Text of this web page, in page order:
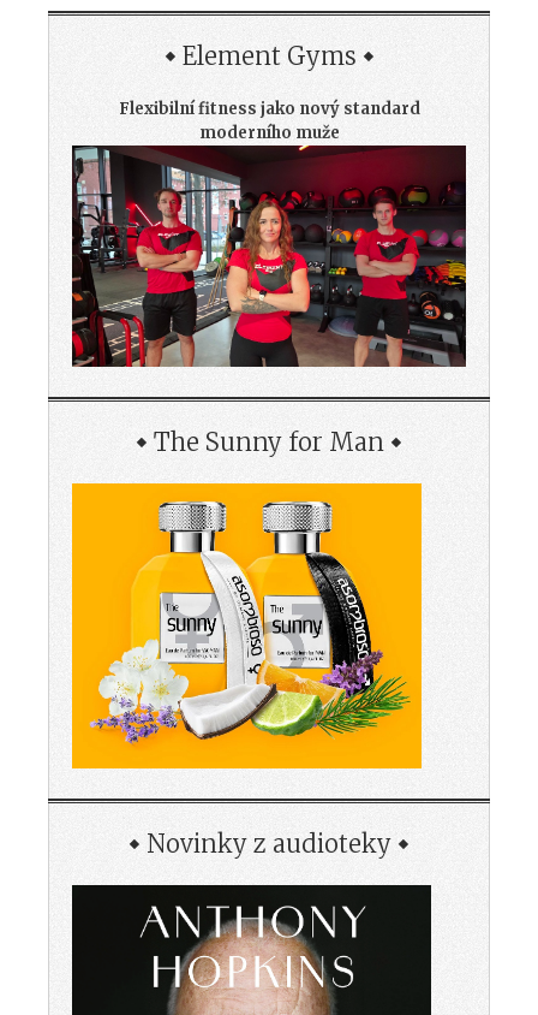
Element Gyms
Flexibilní fitness jako nový standard
moderního muže
The Sunny for Man
Novinky z audioteky